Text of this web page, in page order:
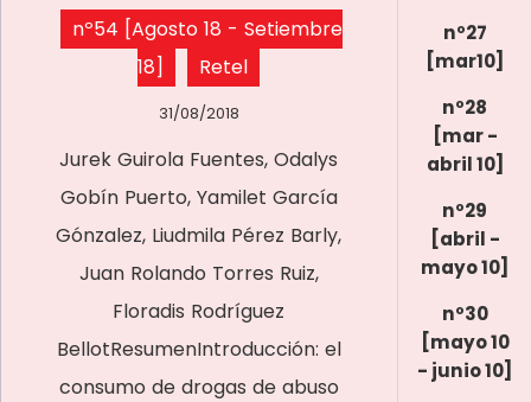
nº54 [Agosto 18 - Setiembre
18]
Retel
31/08/2018
Jurek Guirola Fuentes, Odalys
Gobín Puerto, Yamilet García
Gónzalez, Liudmila Pérez Barly,
Juan Rolando Torres Ruiz,
Floradis Rodríguez
BellotResumenIntroducción: el
consumo de drogas de abuso
nº27
[mar10]
nº28
[mar -
abril 10]
nº29
[abril -
mayo 10]
nº30
[mayo 10
- junio 10]